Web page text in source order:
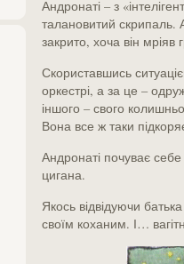
Андронаті – з
талановитий
закрито, хоча він мріяв
Скориставшись
оркестрі, а за це –
іншого – свого
Вона все ж таки
Андронаті почуває
цигана.
Якось відвідуючи
своїм коханим. І…